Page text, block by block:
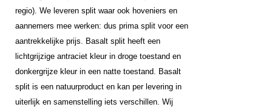
regio). We leveren split waar ook hoveniers en
aannemers mee werken: dus prima split voor een
aantrekkelijke prijs. Basalt split heeft een
lichtgrijzige antraciet kleur in droge toestand en
donkergrijze kleur in een natte toestand. Basalt
split is een natuurproduct en kan per levering in
uiterlijk en samenstelling iets verschillen. Wij